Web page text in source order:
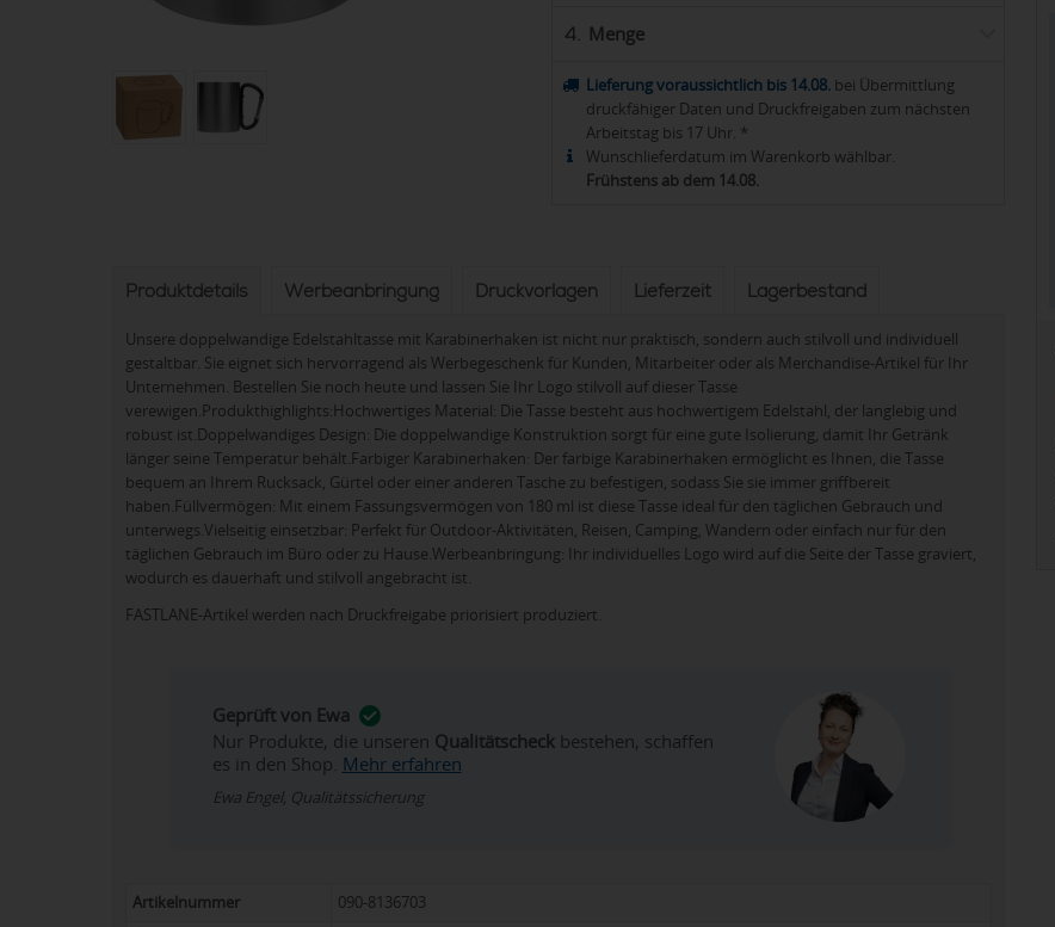
4. Menge
Lieferung voraussichtlich bis 14.08. bei Übermittlung
druckfähiger Daten und Druckfreigaben zum nächsten
Arbeitstag bis 17 Uhr. *
Wunschlieferdatum im Warenkorb wählbar.
Frühstens ab dem 14.08.
Produktdetails Werbeanbringung Druckvorlagen Lieferzeit Lagerbestand
Unsere doppelwandige Edelstahltasse mit Karabinerhaken ist nicht nur praktisch, sondern auch stilvoll und individuell
gestaltbar. Sie eignet sich hervorragend als Werbegeschenk für Kunden, Mitarbeiter oder als Merchandise-Artikel für Ihr
Unternehmen. Bestellen Sie noch heute und lassen Sie Ihr Logo stilvoll auf dieser Tasse
verewigen.Produkthighlights:Hochwertiges Material: Die Tasse besteht aus hochwertigem Edelstahl, der langlebig und
robust ist.Doppelwandiges Design: Die doppelwandige Konstruktion sorgt für eine gute Isolierung, damit Ihr Getränk
länger seine Temperatur behält.Farbiger Karabinerhaken: Der farbige Karabinerhaken ermöglicht es Ihnen, die Tasse
bequem an Ihrem Rucksack, Gürtel oder einer anderen Tasche zu befestigen, sodass Sie sie immer griffbereit
haben.Füllvermögen: Mit einem Fassungsvermögen von 180 ml ist diese Tasse ideal für den täglichen Gebrauch und
unterwegs.Vielseitig einsetzbar: Perfekt für Outdoor-Aktivitäten, Reisen, Camping, Wandern oder einfach nur für den
täglichen Gebrauch im Büro oder zu Hause.Werbeanbringung: Ihr individuelles Logo wird auf die Seite der Tasse graviert,
wodurch es dauerhaft und stilvoll angebracht ist.
FASTLANE-Artikel werden nach Druckfreigabe priorisiert produziert.
Geprüft von Ewa
Nur Produkte, die unseren Qualitätscheckbestehen, schaffen
es in den Shop. Mehr erfahren
Ewa Engel, Qualitätssicherung
Artikelnummer
090-8136703